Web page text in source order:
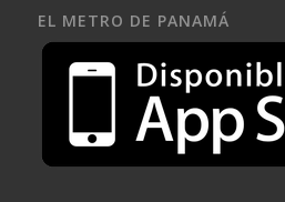
EL METRO DE PANAMÁ